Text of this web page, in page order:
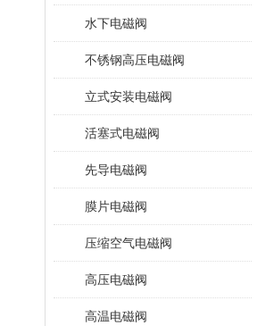
水下电磁阀
不锈钢高压电磁阀
立式安装电磁阀
活塞式电磁阀
先导电磁阀
膜片电磁阀
压缩空气电磁阀
高压电磁阀
高温电磁阀